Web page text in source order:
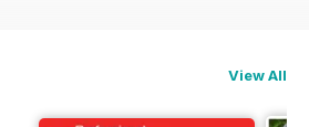
View All